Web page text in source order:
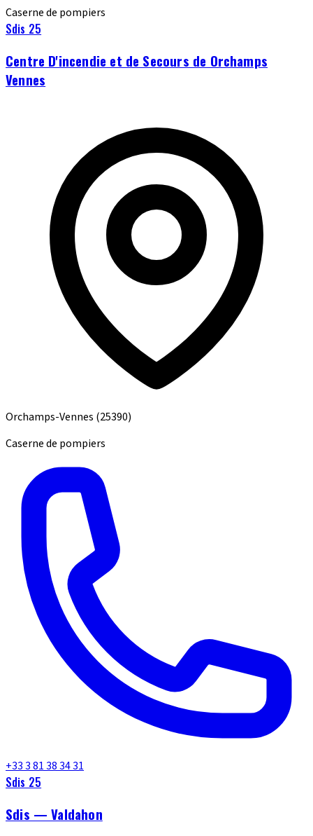
Caserne de pompiers
Sdis 25
Centre D'incendie et de Secours de Orchamps
Vennes
Orchamps-Vennes (25390)
Caserne de pompiers
+33 3 81 38 34 31
Sdis 25
Sdis — Valdahon